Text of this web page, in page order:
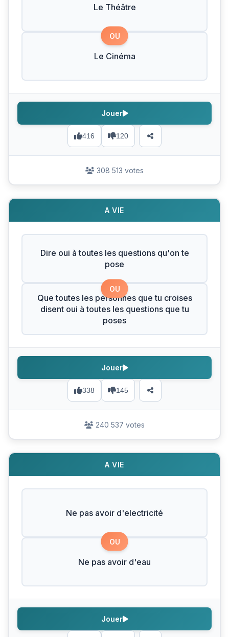
Le Théâtre
OU
Le Cinéma
416 120
Jouer
308 513 votes
A VIE
Dire oui à toutes les questions qu'on te
pose
OU
Que toutes les personnes que tu croises
disent oui à toutes les questions que tu
poses
338 145
Jouer
240 537 votes
A VIE
Ne pas avoir d'electricité
OU
Ne pas avoir d'eau
Jouer